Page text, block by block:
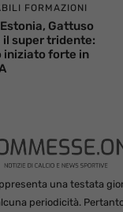
FORMAZIONI
Gattuso
il super tridente:
iniziato forte in
una testata
periodicità.